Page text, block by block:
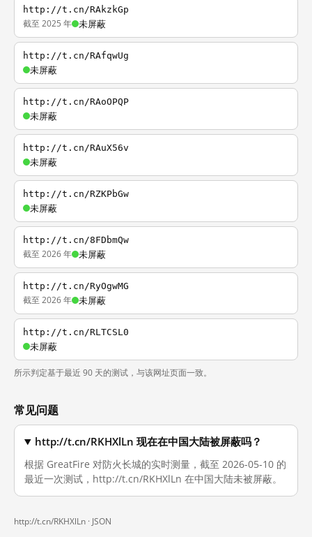
http://t.cn/RAkzkGp
截至 2025 年 未屏蔽
http://t.cn/RAfqwUg
未屏蔽
http://t.cn/RAoOPQP
未屏蔽
http://t.cn/RAuX56v
未屏蔽
http://t.cn/RZKPbGw
未屏蔽
http://t.cn/8FDbmQw
截至 2026 年 未屏蔽
http://t.cn/RyOgwMG
截至 2026 年 未屏蔽
http://t.cn/RLTCSL0
未屏蔽
所示判定基于最近 90 天的测试，与该网址页面一致。
常见问题
http://t.cn/RKHXlLn 现在在中国大陆被屏蔽吗？
根据 GreatFire 对防火长城的实时测量，截至 2026-05-10 的
最近一次测试，http://t.cn/RKHXlLn 在中国大陆未被屏蔽。
http://t.cn/RKHXlLn · JSON